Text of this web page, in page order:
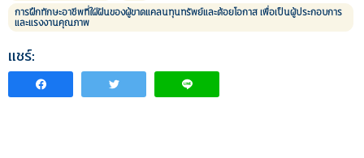
การฝึกทักษะอาชีพที่ใฝ่ฝันของผู้ขาดแคลนทุนทรัพย์และด้อยโอกาส เพื่อเป็นผู้ประกอบการ
และแรงงานคุณภาพ
แชร์: